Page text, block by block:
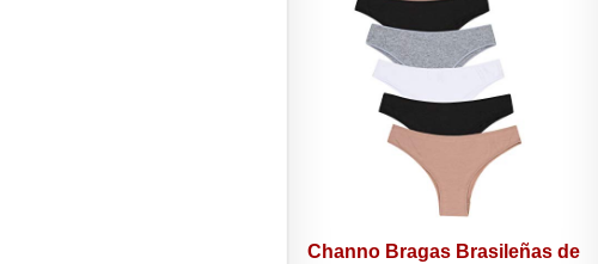
Channo Bragas Brasileñas de